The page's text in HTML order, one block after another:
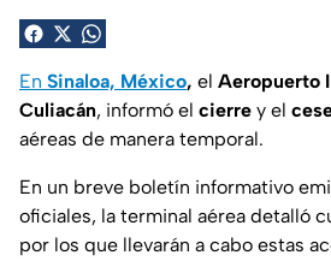
En Sinaloa, México, el Aeropuerto
Culiacán, informó el cierre y el
aéreas de manera temporal.
En un breve boletín informativo
oficiales, la terminal aérea detalló
por los que llevarán a cabo estas